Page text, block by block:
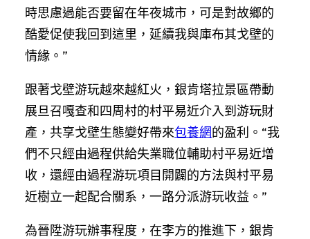
時思慮過能否要留在年夜城市，可是對故鄉的
酷愛促使我回到這里，延續我與庫布其戈壁的
情緣。”
跟著戈壁游玩越來越紅火，銀肯塔拉景區帶動
展旦召嘎查和四周村的村平易近介入到游玩財
產，共享戈壁生態變好帶來包養網的盈利。“我
們不只經由過程供給失業職位輔助村平易近增
收，還經由過程游玩項目開闢的方法與村平易
近樹立一起配合關系，一路分派游玩收益。”
為晉陞游玩辦事程度，在李方的推進下，銀肯